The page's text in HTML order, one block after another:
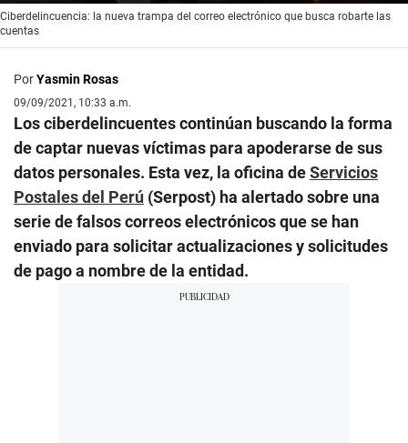
0
seconds
of
4
Ciberdelincuencia: la nueva trampa del correo electrónico que busca robarte las
cuentas
PorYasmin Rosas
09/09/2021, 10:33 a.m.
Los ciberdelincuentes continúan buscando la forma
de captar nuevas víctimas para apoderarse de sus
datos personales. Esta vez, la oficina deServicios
Postales del Perú (Serpost) ha alertado sobre una
serie de falsos correos electrónicos que se han
enviado para solicitar actualizaciones y solicitudes
de pago a nombre de la entidad.